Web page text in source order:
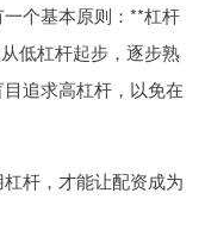
个基本原则：**杠杆
低杠杆起步，逐步熟
追求高杠杆，以免在
杆，才能让配资成为